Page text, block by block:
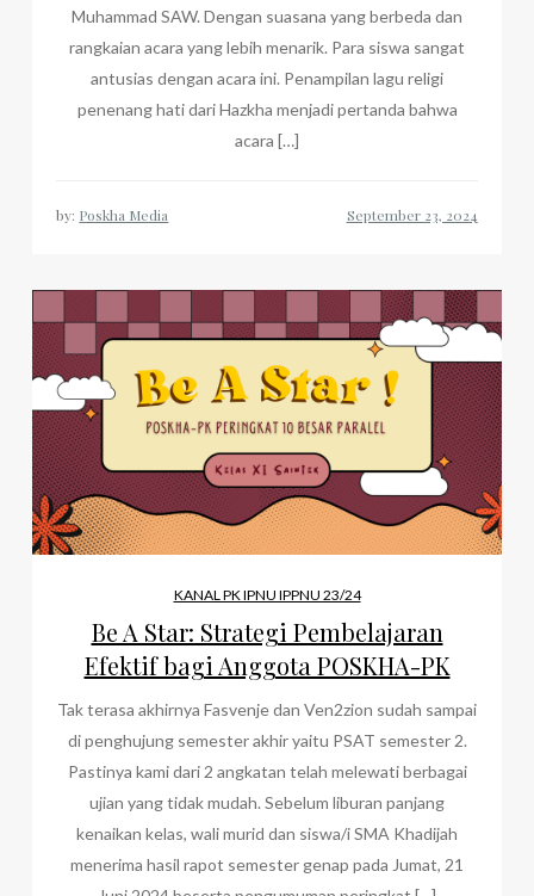
Muhammad SAW. Dengan suasana yang berbeda dan
rangkaian acara yang lebih menarik. Para siswa sangat
antusias dengan acara ini. Penampilan lagu religi
penenang hati dari Hazkha menjadi pertanda bahwa
acara […]
by: Poskha Media
KANAL PK IPNU IPPNU 23/24
Be A Star: Strategi Pembelajaran
Efektif bagi Anggota POSKHA-PK
Tak terasa akhirnya Fasvenje dan Ven2zion sudah sampai
di penghujung semester akhir yaitu PSAT semester 2.
Pastinya kami dari 2 angkatan telah melewati berbagai
ujian yang tidak mudah. Sebelum liburan panjang
kenaikan kelas, wali murid dan siswa/i SMA Khadijah
menerima hasil rapot semester genap pada Jumat, 21